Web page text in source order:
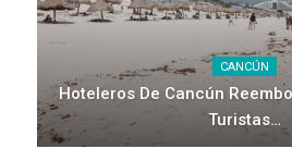
CANCÚN
Hoteleros De Cancún
Turistas…